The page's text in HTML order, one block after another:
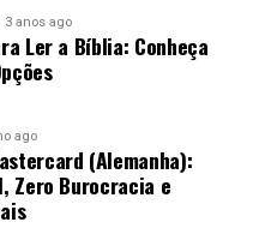
3 anos ago
Ler a Bíblia: Conheça
ago
(Alemanha):
Zero Burocracia e